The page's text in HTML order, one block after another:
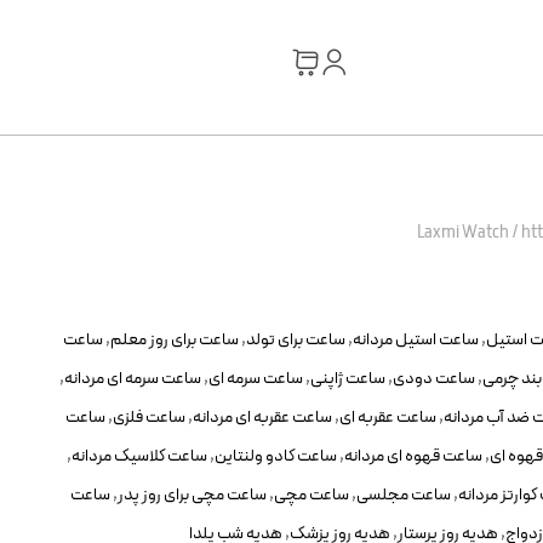
Laxmi Watch/
استیل,ساعت استیل مردانه,ساعت برای تولد,ساعت برای روز معلم,ساعت
چرمی,ساعت دودی,ساعت ژاپنی,ساعت سرمه ای,ساعت سرمه ای مردانه,
ضد آب مردانه,ساعت عقربه ای,ساعت عقربه ای مردانه,ساعت فلزی,ساعت
ای,ساعت قهوه ای مردانه,ساعت کادو ولنتاین,ساعت کلاسیک مردانه,
مردانه,ساعت مجلسی,ساعت مچی,ساعت مچی برای روز پدر,ساعت
,هدیه روز پرستار,هدیه روز پزشک,هدیه شب یلدا